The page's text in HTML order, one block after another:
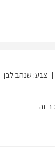
צבע: שנהב לבן
זה